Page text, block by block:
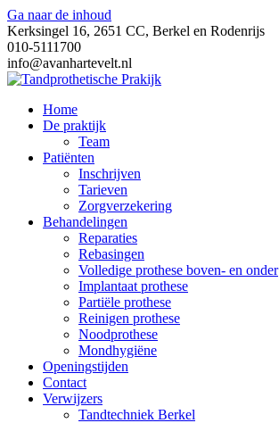
Ga naar de inhoud
Kerksingel 16, 2651 CC, Berkel en Rodenrijs
010-5111700
info@avanhartevelt.nl
Home
De praktijk
Team
Patiënten
Inschrijven
Tarieven
Zorgverzekering
Behandelingen
Reparaties
Rebasingen
Volledige prothese boven- en onder
Implantaat prothese
Partiële prothese
Reinigen prothese
Noodprothese
Mondhygiëne
Openingstijden
Contact
Verwijzers
Tandtechniek Berkel